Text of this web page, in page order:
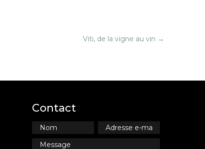
Viti, de la vigne au vin →
Contact